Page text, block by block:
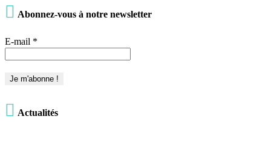
 Abonnez-vous à notre newsletter
E-mail *
 Actualités